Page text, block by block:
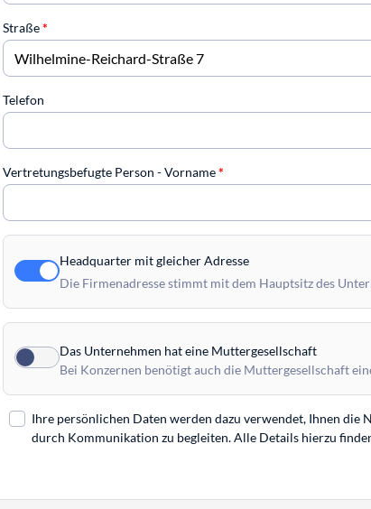
Straße*
Telefon
Vertretungsbefugte Person - Vorname*
Headquarter mit gleicher Adresse
Die Firmenadresse stimmt mit dem Hauptsitz des
Das Unternehmen hat eine Muttergesellschaft
Bei Konzernen benötigt auch die Muttergesellschaft
Ihre persönlichen Daten werden dazu verwendet, Ihnen die
durch Kommunikation zu begleiten. Alle Details hierzu